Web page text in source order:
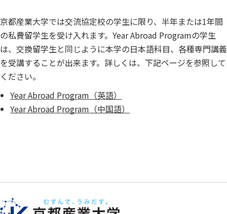
京都産業大学では交流協定校の学生に限り、半年または1年間
の私費留学生を受け入れます。Year Abroad Programの学生
は、交換留学生と同じように本学の日本語科目、各種専門講義
を受講することが出来ます。詳しくは、下記ページを参照して
ください。
Year Abroad Program（英語）
Year Abroad Program（中国語）